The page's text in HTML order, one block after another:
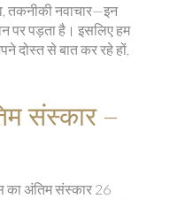
तकनीकी नवाचार—इन
पर पड़ता है। इसलिए हम
दोस्त से बात कर रहे हों,
संस्कार –
का अंतिम संस्कार 26